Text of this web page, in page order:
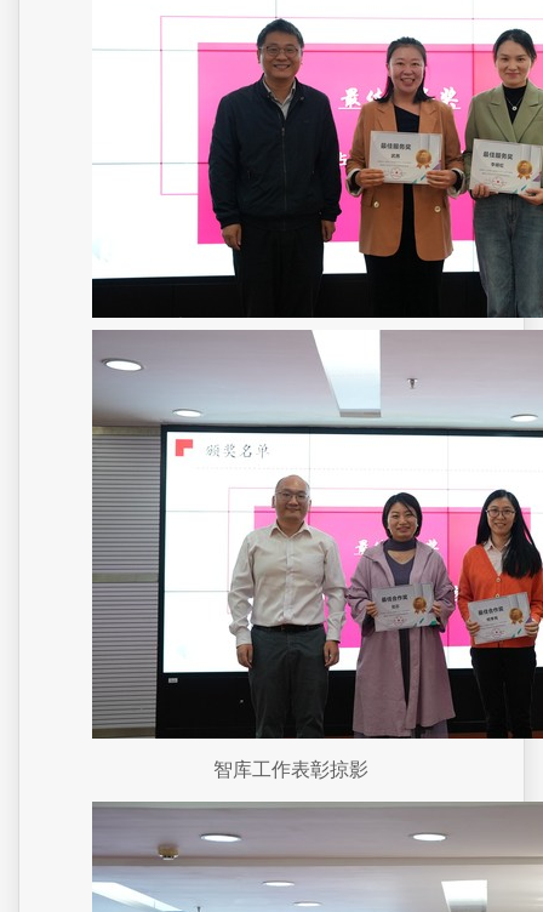
智库工作表彰掠影